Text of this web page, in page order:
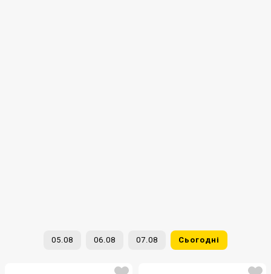
05.08 06.08 07.08 Сьогодні